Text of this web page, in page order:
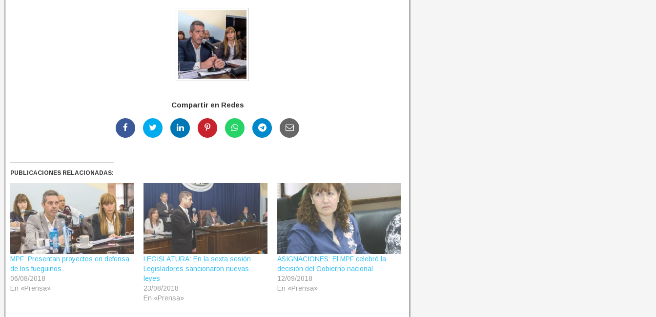
Compartir en Redes
PUBLICACIONES RELACIONADAS:
MPF: Presentan proyectos en defensa
de los fueguinos
06/08/2018
En «Prensa»
LEGISLATURA: En la sexta sesión
Legisladores sancionaron nuevas
leyes
23/08/2018
En «Prensa»
ASIGNACIONES: El MPF celebró la
decisión del Gobierno nacional
12/09/2018
En «Prensa»